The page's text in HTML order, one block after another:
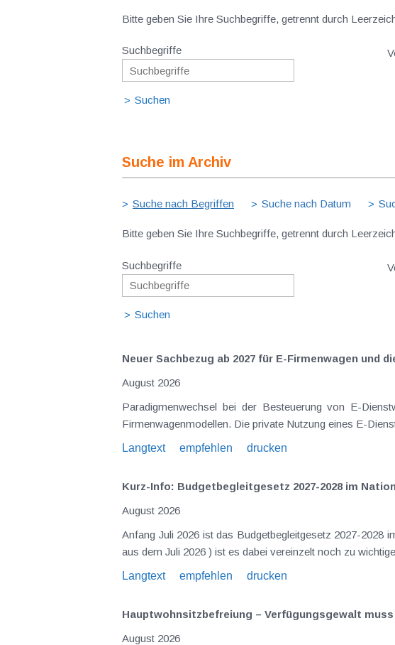
Bitte geben Sie Ihre Suchbegriffe, getrennt durch
Suchbegriffe
Suche im Archiv
Suche nach Begriffen Suche nach Datum
Bitte geben Sie Ihre Suchbegriffe, getrennt durch
Suchbegriffe
Neuer Sachbezug ab 2027 für E-Firmenwagen und
August 2026
Paradigmenwechsel bei der Besteuerung von E-
Firmenwagenmodellen. Die private Nutzung eines E-
Langtext
empfehlen drucken
Kurz-Info: Budgetbegleitgesetz 2027-2028 im
August 2026
Anfang Juli 2026 ist das Budgetbegleitgesetz 2027-2028
aus dem Juli 2026 ) ist es dabei vereinzelt noch zu
Langtext
empfehlen drucken
Hauptwohnsitz​­befreiung – Verfügungsgewalt
August 2026